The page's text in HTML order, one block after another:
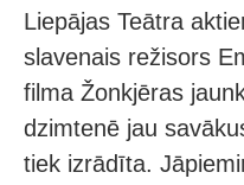
Liepājas Teātra
slavenais režisors
filma Žonkjēras
dzimtenē jau
tiek izrādīta.